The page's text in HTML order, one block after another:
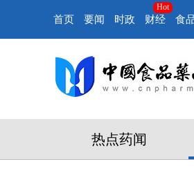
首页 要闻 时政 财经
Hot
食
热点药闻